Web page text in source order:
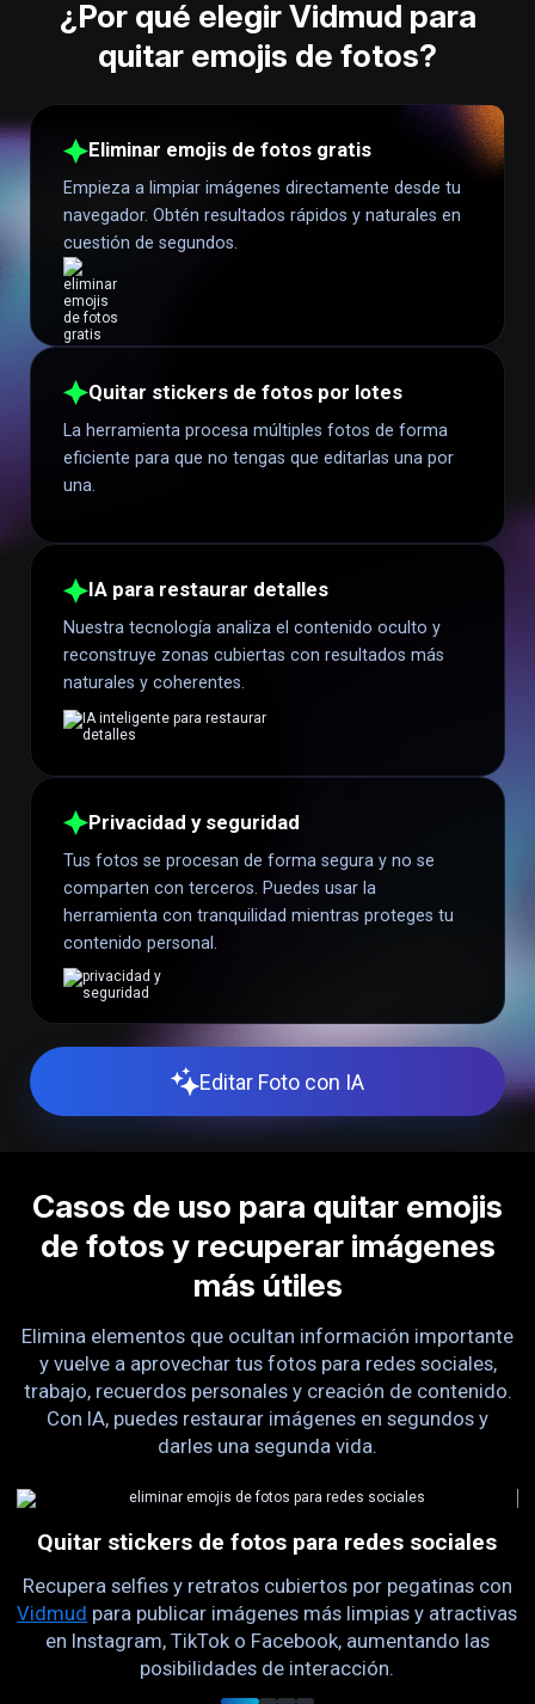
¿Por qué elegir Vidmud para
quitar emojis de fotos?
Eliminar emojis de fotos gratis
Empieza a limpiar imágenes directamente desde tu
navegador. Obtén resultados rápidos y naturales en
cuestión de segundos.
IA para restaurar detalles
Nuestra tecnología analiza el contenido oculto y
reconstruye zonas cubiertas con resultados más
naturales y coherentes.
Quitar stickers de fotos por lotes
La herramienta procesa múltiples fotos de forma
eficiente para que no tengas que editarlas una por
una.
Privacidad y seguridad
Tus fotos se procesan de forma segura y no se
comparten con terceros. Puedes usar la
herramienta con tranquilidad mientras proteges tu
contenido personal.
Editar Foto con IA
Casos de uso para quitar emojis
de fotos y recuperar imágenes
más útiles
Elimina elementos que ocultan información importante
y vuelve a aprovechar tus fotos para redes sociales,
trabajo, recuerdos personales y creación de contenido.
Con IA, puedes restaurar imágenes en segundos y
darles una segunda vida.
Quitar stickers de fotos para redes sociales
Recupera selfies y retratos cubiertos por pegatinas con
Vidmud para publicar imágenes más limpias y atractivas
en Instagram, TikTok o Facebook, aumentando las
posibilidades de interacción.